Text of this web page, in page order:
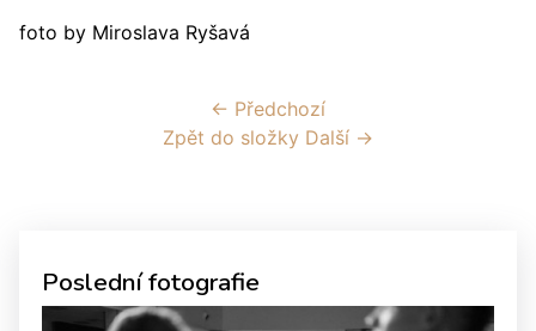
foto by Miroslava Ryšavá
← Předchozí
Zpět do složky Další →
Poslední fotografie